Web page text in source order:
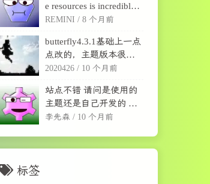
e resources is incredibly u
seful for anyone looking t
w or enhance their creativ
e projects. From of...
REMINI / 8 个月前
butterfly4.3.1基础上一点
点改的，主题版本很
旧，因为魔改不好更
2020426 / 10 个月前
站点不错 请问是使用的
主题还是自己开发的 可
以分享吗
李先森 / 10 个月前
标签